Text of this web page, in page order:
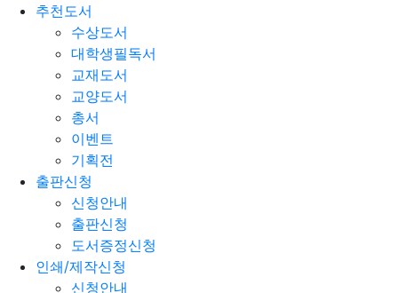
추천도서
수상도서
대학생필독서
교재도서
교양도서
총서
이벤트
기획전
출판신청
신청안내
출판신청
도서증정신청
인쇄/제작신청
신청안내